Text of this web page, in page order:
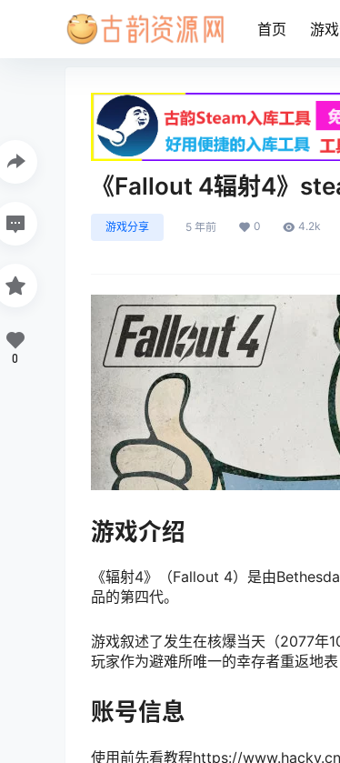
首页 游
《Fallout 4辐射4》
游戏分享 5 年前 0 4.2k
游戏介绍
《辐射4》（Fallout 4）是由
品的第四代。
游戏叙述了发生在核爆当天（2077年
玩家作为避难所唯一的幸存者重返地
账号信息
使用前先看教程https://
0